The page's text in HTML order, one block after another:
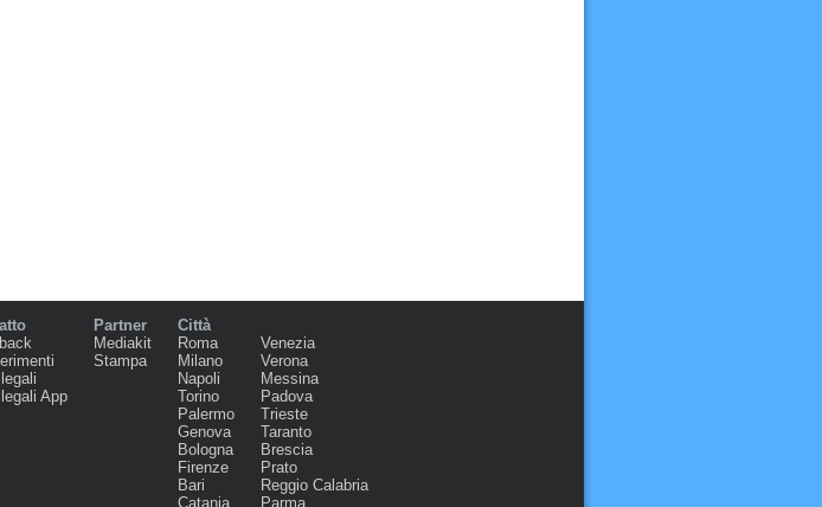
App
Partner
Mediakit
Stampa
Città
Roma
Milano
Napoli
Torino
Palermo
Genova
Bologna
Firenze
Bari
Catania
Venezia
Verona
Messina
Padova
Trieste
Taranto
Brescia
Prato
Reggio Calabria
Parma